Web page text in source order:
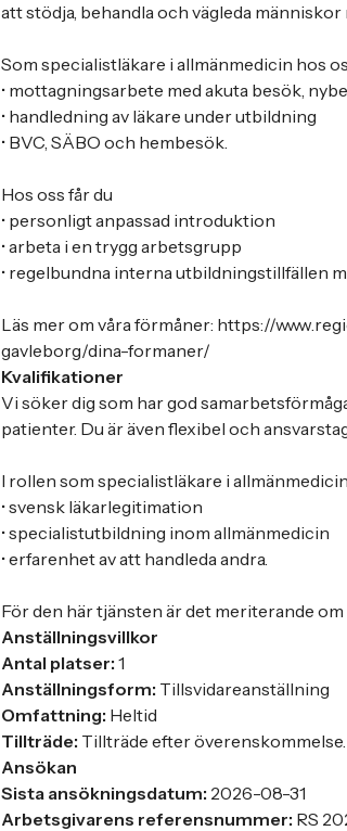
att stödja, behandla och vägleda
Som specialistläkare i allmänmedicin hos
• mottagningsarbete med akuta besök,
• handledning av läkare under utbildning
• BVC, SÄBO och hembesök.
Hos oss får du
• personligt anpassad introduktion
• arbeta i en trygg arbetsgrupp
• regelbundna interna utbildningstillfällen
Läs mer om våra förmåner: https://
gavleborg/dina-formaner/
Kvalifikationer
Vi söker dig som har god
patienter. Du är även flexibel och
I rollen som specialistläkare i
• svensk läkarlegitimation
• specialistutbildning inom allmänmedicin
• erfarenhet av att handleda andra.
För den här tjänsten är det meriterande
Anställningsvillkor
Antal platser: 1
Anställningsform: Tillsvidareanställning
Omfattning: Heltid
Tillträde: Tillträde efter överenskommelse.
Ansökan
Sista ansökningsdatum: 2026-08-31
Arbetsgivarens referensnummer: RS